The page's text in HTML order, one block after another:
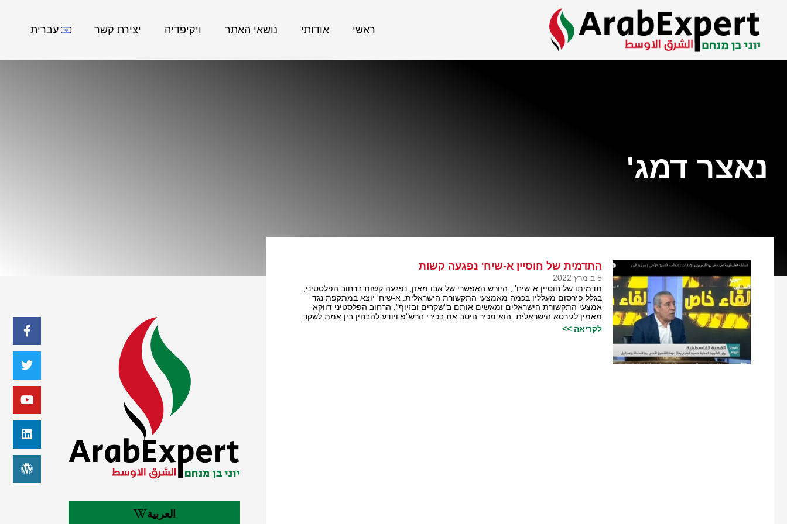
ראשי אודותי נושאי האתר ויקיפדיה יצירת קשר עברית
נאצר דמג'
התדמית של חוסיין א-שיח' נפגעה קשות
5 ב מרץ 2022
תדמיתו של חוסיין א-שיח' , היורש האפשרי של אבו מאזן, נפגעה קשות ברחוב הפלסטיני,
בגלל פירסום מעלליו בכמה מאמצעי התקשורת הישראלית. א-שיח' יוצא במתקפת נגד
אמצעי התקשורת הישראלים ומאשים אותם ב"שקרים ובזיוף", הרחוב הפלסטיני דווקא
מאמין לגירסא הישראלית, הוא מכיר היטב את בכירי הרש"פ ויודע להבחין בין אמת לשקר.
לקריאה >>
العربية